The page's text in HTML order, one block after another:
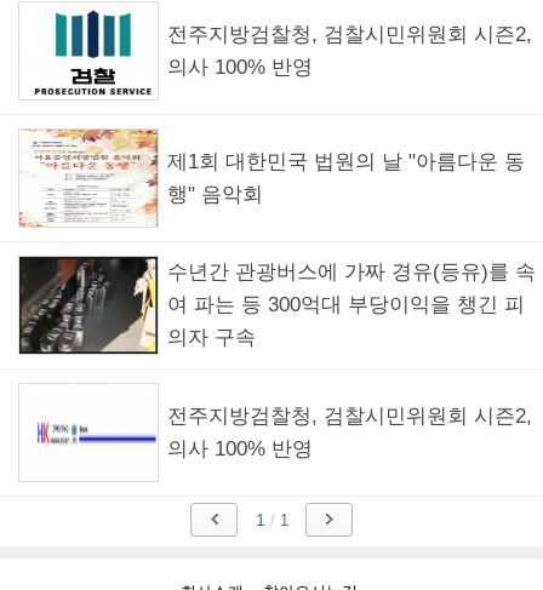
전주지방검찰청, 검찰시민위원회 시즌2,
의사 100% 반영
제1회 대한민국 법원의 날 "아름다운 동
행" 음악회
수년간 관광버스에 가짜 경유(등유)를 속
여 파는 등 300억대 부당이익을 챙긴 피
의자 구속
전주지방검찰청, 검찰시민위원회 시즌2,
의사 100% 반영
1 /1